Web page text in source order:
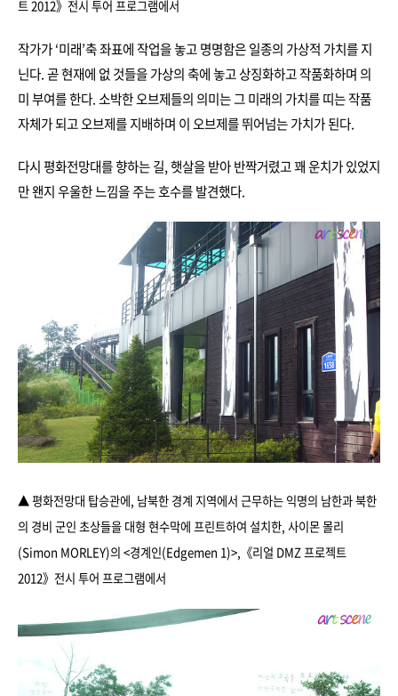
트 2012》전시 투어 프로그램에서
작가가 ‘미래’축 좌표에 작업을 놓고 명명함은 일종의 가상적 가치를 지
닌다. 곧 현재에 없 것들을 가상의 축에 놓고 상징화하고 작품화하며 의
미 부여를 한다. 소박한 오브제들의 의미는 그 미래의 가치를 띠는 작품
자체가 되고 오브제를 지배하며 이 오브제를 뛰어넘는 가치가 된다.
다시 평화전망대를 향하는 길, 햇살을 받아 반짝거렸고 꽤 운치가 있었지
만 왠지 우울한 느낌을 주는 호수를 발견했다.
▲ 평화전망대 탑승관에, 남북한 경계 지역에서 근무하는 익명의 남한과 북한
의 경비 군인 초상들을 대형 현수막에 프린트하여 설치한, 사이몬 몰리
(Simon MORLEY)의 <경계인(Edgemen 1)>, 《리얼 DMZ 프로젝트
2012》전시 투어 프로그램에서